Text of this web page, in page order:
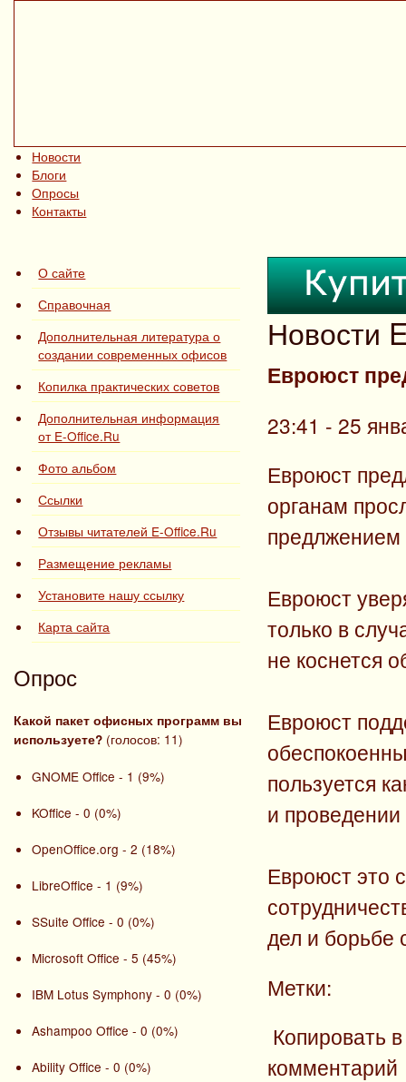
Новости
Блоги
Опросы
Контакты
О сайте
Справочная
Дополнительная литература о
создании современных офисов
Копилка практических советов
Дополнительная информация
от E-Office.Ru
Фото альбом
Ссылки
Отзывы читателей E-Office.Ru
Размещение рекламы
Установите нашу ссылку
Карта сайта
Опрос
Какой пакет офисных программ вы
используете? (голосов: 11)
GNOME Office - 1 (9%)
KOffice - 0 (0%)
OpenOffice.org - 2 (18%)
LibreOffice - 1 (9%)
SSuite Office - 0 (0%)
Microsoft Office - 5 (45%)
IBM Lotus Symphony - 0 (0%)
Ashampoo Office - 0 (0%)
Ability Office - 0 (0%)
Новости
Евроюст
23:41 - 25
Евроюст
органам
Евроюст
только в
не коснется
Евроюст
пользуется
и
Евроюст это
дел и борьбе
Метки:
Копировать
комментарий